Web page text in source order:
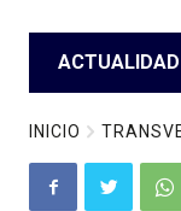
INICIO